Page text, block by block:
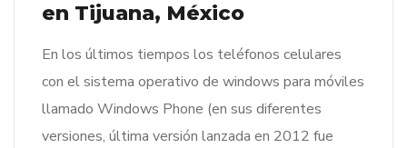
en Tijuana, México
En los últimos tiempos los teléfonos celulares
con el sistema operativo de windows para móviles
llamado Windows Phone (en sus diferentes
versiones, última versión lanzada en 2012 fue